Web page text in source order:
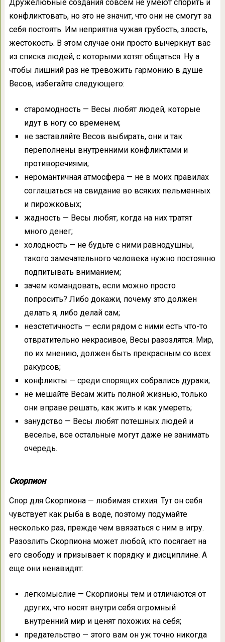
Дружелюбные создания совсем не умеют спорить и
конфликтовать, но это не значит, что они не смогут за
себя постоять. Им неприятна чужая грубость, злость,
жестокость. В этом случае они просто вычеркнут вас
из списка людей, с которыми хотят общаться. Ну а
чтобы лишний раз не тревожить гармонию в душе
Весов, избегайте следующего:
старомодность — Весы любят людей, которые
идут в ногу со временем;
не заставляйте Весов выбирать, они и так
переполнены внутренними конфликтами и
противоречиями;
неромантичная атмосфера — не в моих правилах
соглашаться на свидание во всяких пельменных
и пирожковых;
жадность — Весы любят, когда на них тратят
много денег;
холодность — не будьте с ними равнодушны,
такого замечательного человека нужно постоянно
подпитывать вниманием;
зачем командовать, если можно просто
попросить? Либо докажи, почему это должен
делать я, либо делай сам;
неэстетичность — если рядом с ними есть что-то
отвратительно некрасивое, Весы разозлятся. Мир,
по их мнению, должен быть прекрасным со всех
ракурсов;
конфликты — среди спорящих собрались дураки;
не мешайте Весам жить полной жизнью, только
они вправе решать, как жить и как умереть;
занудство — Весы любят потешных людей и
веселье, все остальные могут даже не занимать
очередь.
Скорпион
Спор для Скорпиона — любимая стихия. Тут он себя
чувствует как рыба в воде, поэтому подумайте
несколько раз, прежде чем ввязаться с ним в игру.
Разозлить Скорпиона может любой, кто посягает на
его свободу и призывает к порядку и дисциплине. А
еще они ненавидят:
легкомыслие — Скорпионы тем и отличаются от
других, что носят внутри себя огромный
внутренний мир и ценят похожих на себя;
предательство — этого вам он уж точно никогда